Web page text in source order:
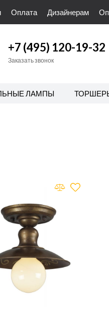
Оплата Дизайнерам
+7 (495) 120-19-32
Заказать звонок
ЛАМПЫ